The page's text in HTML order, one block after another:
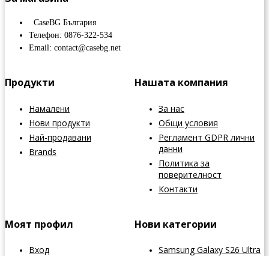
CaseBG България
Телефон: 0876-322-534
Email: contact@casebg.net
Продукти
Намалени
Нови продукти
Най-продавани
Brands
Нашата компания
За нас
Общи условия
Регламент GDPR лични
данни
Политика за
поверителност
Контакти
Моят профил
Вход
Нови категории
Samsung Galaxy S26 Ultra